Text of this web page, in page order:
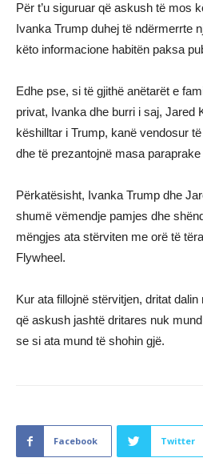
Për t’u siguruar që askush të mos
Ivanka Trump duhej të ndërmerrte
këto informacione habitën paksa
Edhe pse, si të gjithë anëtarët e
privat, Ivanka dhe burri i saj, Jared
këshilltar i Trump, kanë vendosur
dhe të prezantojnë masa paraprake
Përkatësisht, Ivanka Trump dhe
shumë vëmendje pamjes dhe
mëngjes ata stërviten me orë të
Flywheel.
Kur ata fillojnë stërvitjen, dritat
që askush jashtë dritares nuk
se si ata mund të shohin gjë.
Facebook Twitter